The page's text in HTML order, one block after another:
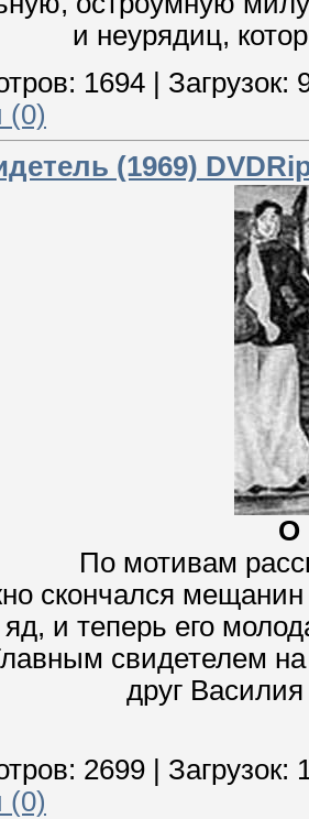
и неурядиц,
1694 | Загрузок:
(0)
(1969)
О
По мотивам
скончался
яд, и теперь его
свидетелем
друг
2699 Загрузок:
(0)